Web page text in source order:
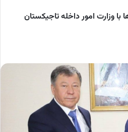
با وزارت امور داخله تاجیکستان